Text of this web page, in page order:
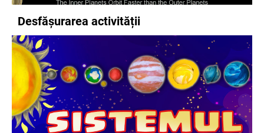
Desfășurarea activității